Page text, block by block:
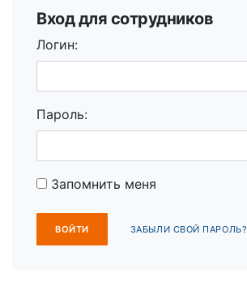
Вход для сотрудников
Логин:
Пароль:
Запомнить меня
ЗАБЫЛИ СВОЙ ПАРОЛЬ?